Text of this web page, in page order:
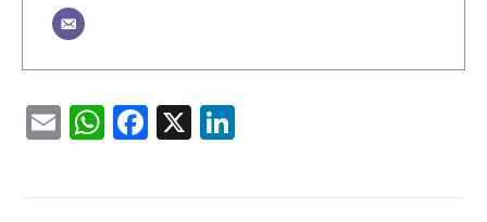
EmailWhatsApp
Facebook
X